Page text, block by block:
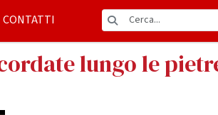
CONTATTI
lungo le